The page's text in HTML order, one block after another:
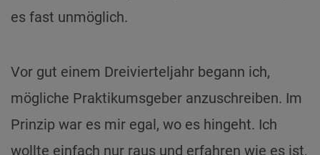
es fast unmöglich.
Vor gut einem Dreivierteljahr begann ich,
mögliche Praktikumsgeber anzuschreiben. Im
Prinzip war es mir egal, wo es hingeht. Ich
wollte einfach nur raus und erfahren wie es ist,